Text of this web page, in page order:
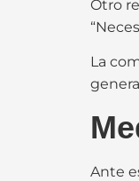
Otro
La
Ante